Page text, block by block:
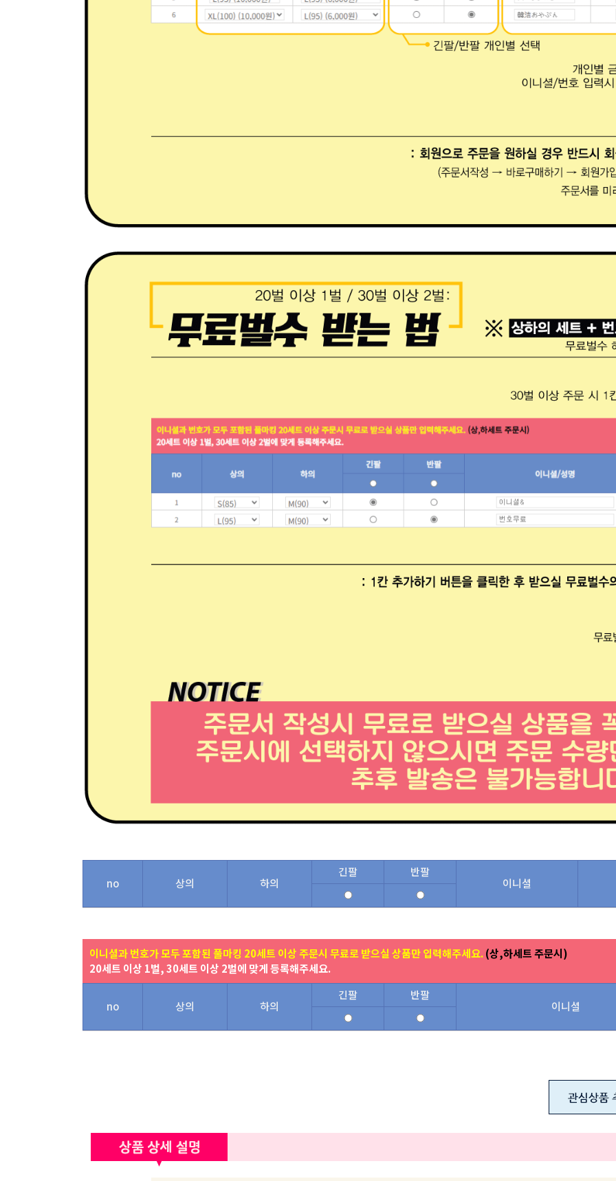
no 상의 하의
긴팔
반팔
이니셜
이니셜과 번호가 모두 포함된 풀마킹 20세트 이상 주문시 무료로 받으실 상품만 입력해주세요.(상,하세트 주문시)
20세트 이상 1벌, 30세트 이상 2벌에 맞게 등록해주세요.
no 상의 하의
긴팔
반팔
이니셜